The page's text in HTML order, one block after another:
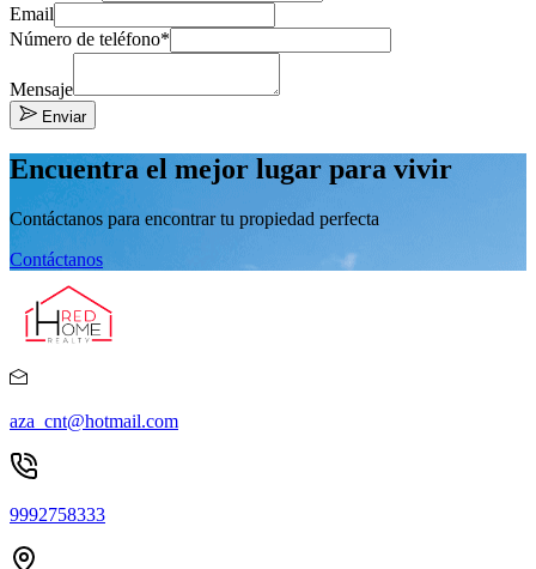
Email
Número de teléfono*
Mensaje
Enviar
Encuentra el mejor lugar para vivir
Contáctanos para encontrar tu propiedad perfecta
Contáctanos
aza_cnt@hotmail.com
9992758333